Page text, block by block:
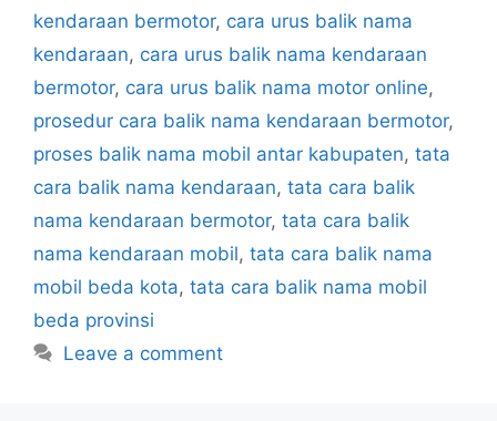
kendaraan bermotor, cara urus balik nama
kendaraan, cara urus balik nama kendaraan
bermotor, cara urus balik nama motor online,
prosedur cara balik nama kendaraan bermotor,
proses balik nama mobil antar kabupaten, tata
cara balik nama kendaraan, tata cara balik
nama kendaraan bermotor, tata cara balik
nama kendaraan mobil, tata cara balik nama
mobil beda kota, tata cara balik nama mobil
beda provinsi
Leave a comment